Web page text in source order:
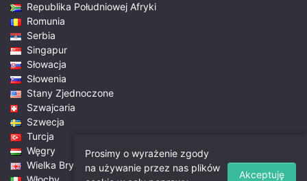
Republika Południowej Afryki
Romunia
Serbia
Singapur
Słowacja
Słowenia
Stany Zjednoczone
Szwajcaria
Szwecja
Turcja
Węgry
Wielka Brytania
Prosimy o wyrażenie zgody
na używanie przez nas plików
Akceptuję